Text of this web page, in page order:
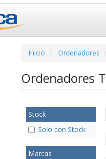
Inicio Ordenadores
Ordenadores
Stock
Solo con Stock
Marcas